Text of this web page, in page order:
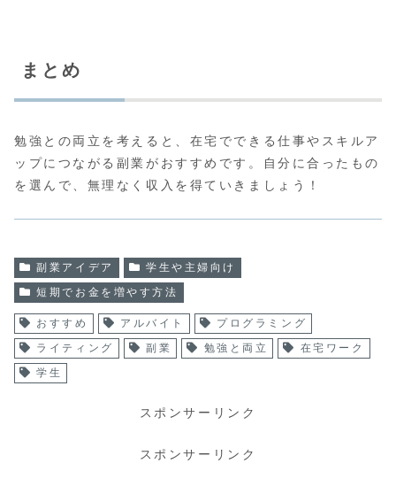
まとめ
勉強との両立を考えると、在宅でできる仕事やスキルア
ップにつながる副業がおすすめです。自分に合ったもの
を選んで、無理なく収入を得ていきましょう！
副業アイデア
学生や主婦向け
短期でお金を増やす方法
おすすめ アルバイト
プログラミング
ライティング
副業 勉強と両立
在宅ワーク
学生
スポンサーリンク
スポンサーリンク